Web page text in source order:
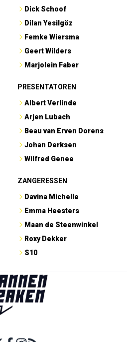
Dick Schoof
Dilan Yesilgöz
Femke Wiersma
Geert Wilders
Marjolein Faber
PRESENTATOREN
Albert Verlinde
Arjen Lubach
Beau van Erven Dorens
Johan Derksen
Wilfred Genee
ZANGERESSEN
Davina Michelle
Emma Heesters
Maan de Steenwinkel
Roxy Dekker
S10